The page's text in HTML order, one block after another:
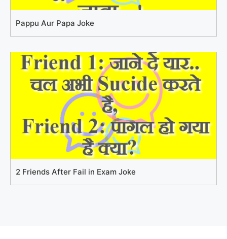
Pappu Aur Papa Joke
2 Friends After Fail in Exam Joke